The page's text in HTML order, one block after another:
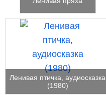
Ленивая птичка, аудиосказка
(1980)